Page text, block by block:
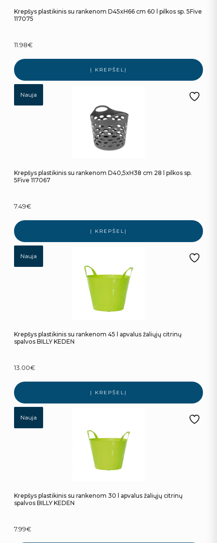
Krepšys plastikinis su rankenom D45xH66 cm 60 l pilkos sp. 5Five
117075
11.98€
Į KREPŠELĮ
Nauja
Krepšys plastikinis su rankenom D40,5xH38 cm 28 l pilkos sp.
5Five 117067
7.49€
Į KREPŠELĮ
Nauja
Krepšys plastikinis su rankenom 45 l apvalus žaliųjų citrinų
spalvos BILLY KEDEN
13.00€
Į KREPŠELĮ
Nauja
Krepšys plastikinis su rankenom 30 l apvalus žaliųjų citrinų
spalvos BILLY KEDEN
7.99€